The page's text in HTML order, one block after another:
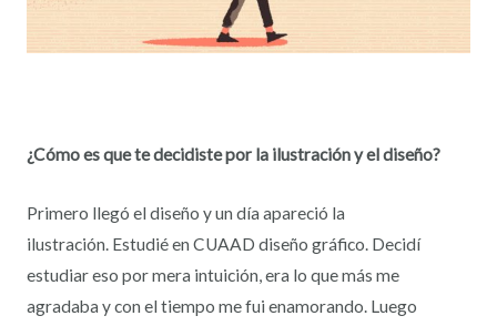
¿Cómo es que te decidiste por la ilustración y el diseño?
Primero llegó el diseño y un día apareció la
ilustración. Estudié en CUAAD diseño gráfico. Decidí
estudiar eso por mera intuición, era lo que más me
agradaba y con el tiempo me fui enamorando. Luego